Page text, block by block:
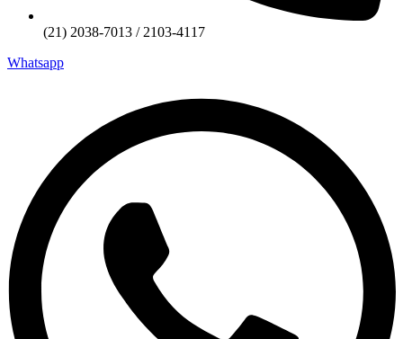
(21) 2038-7013 / 2103-4117
Whatsapp